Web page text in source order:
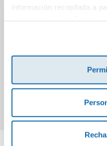
información recopilada a
Domna II)
Comprar